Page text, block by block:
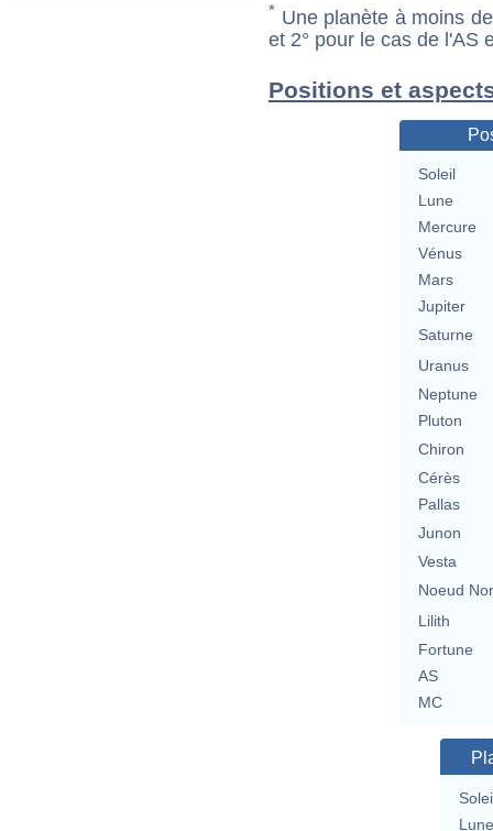
* Une planète à moins
et 2° pour le cas de l'AS
Positions et
Soleil
Lune
Mercure
Vénus
Mars
Jupiter
Saturne
Uranus
Neptune
Pluton
Chiron
Cérès
Pallas
Junon
Vesta
Noeud
Lilith
Fortune
AS
MC
Lune